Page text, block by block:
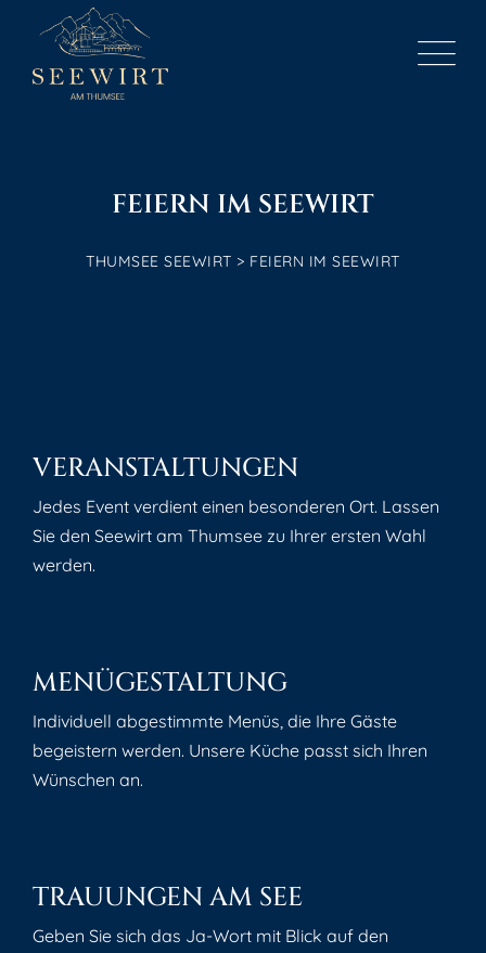
FEIERN IM SEEWIRT
THUMSEE SEEWIRT > FEIERN IM SEEWIRT
VERANSTALTUNGEN
Jedes Event verdient einen besonderen Ort. Lassen
Sie den Seewirt am Thumsee zu Ihrer ersten Wahl
werden.
MENÜGESTALTUNG
Individuell abgestimmte Menüs, die Ihre Gäste
begeistern werden. Unsere Küche passt sich Ihren
Wünschen an.
TRAUUNGEN AM SEE
Geben Sie sich das Ja-Wort mit Blick auf den